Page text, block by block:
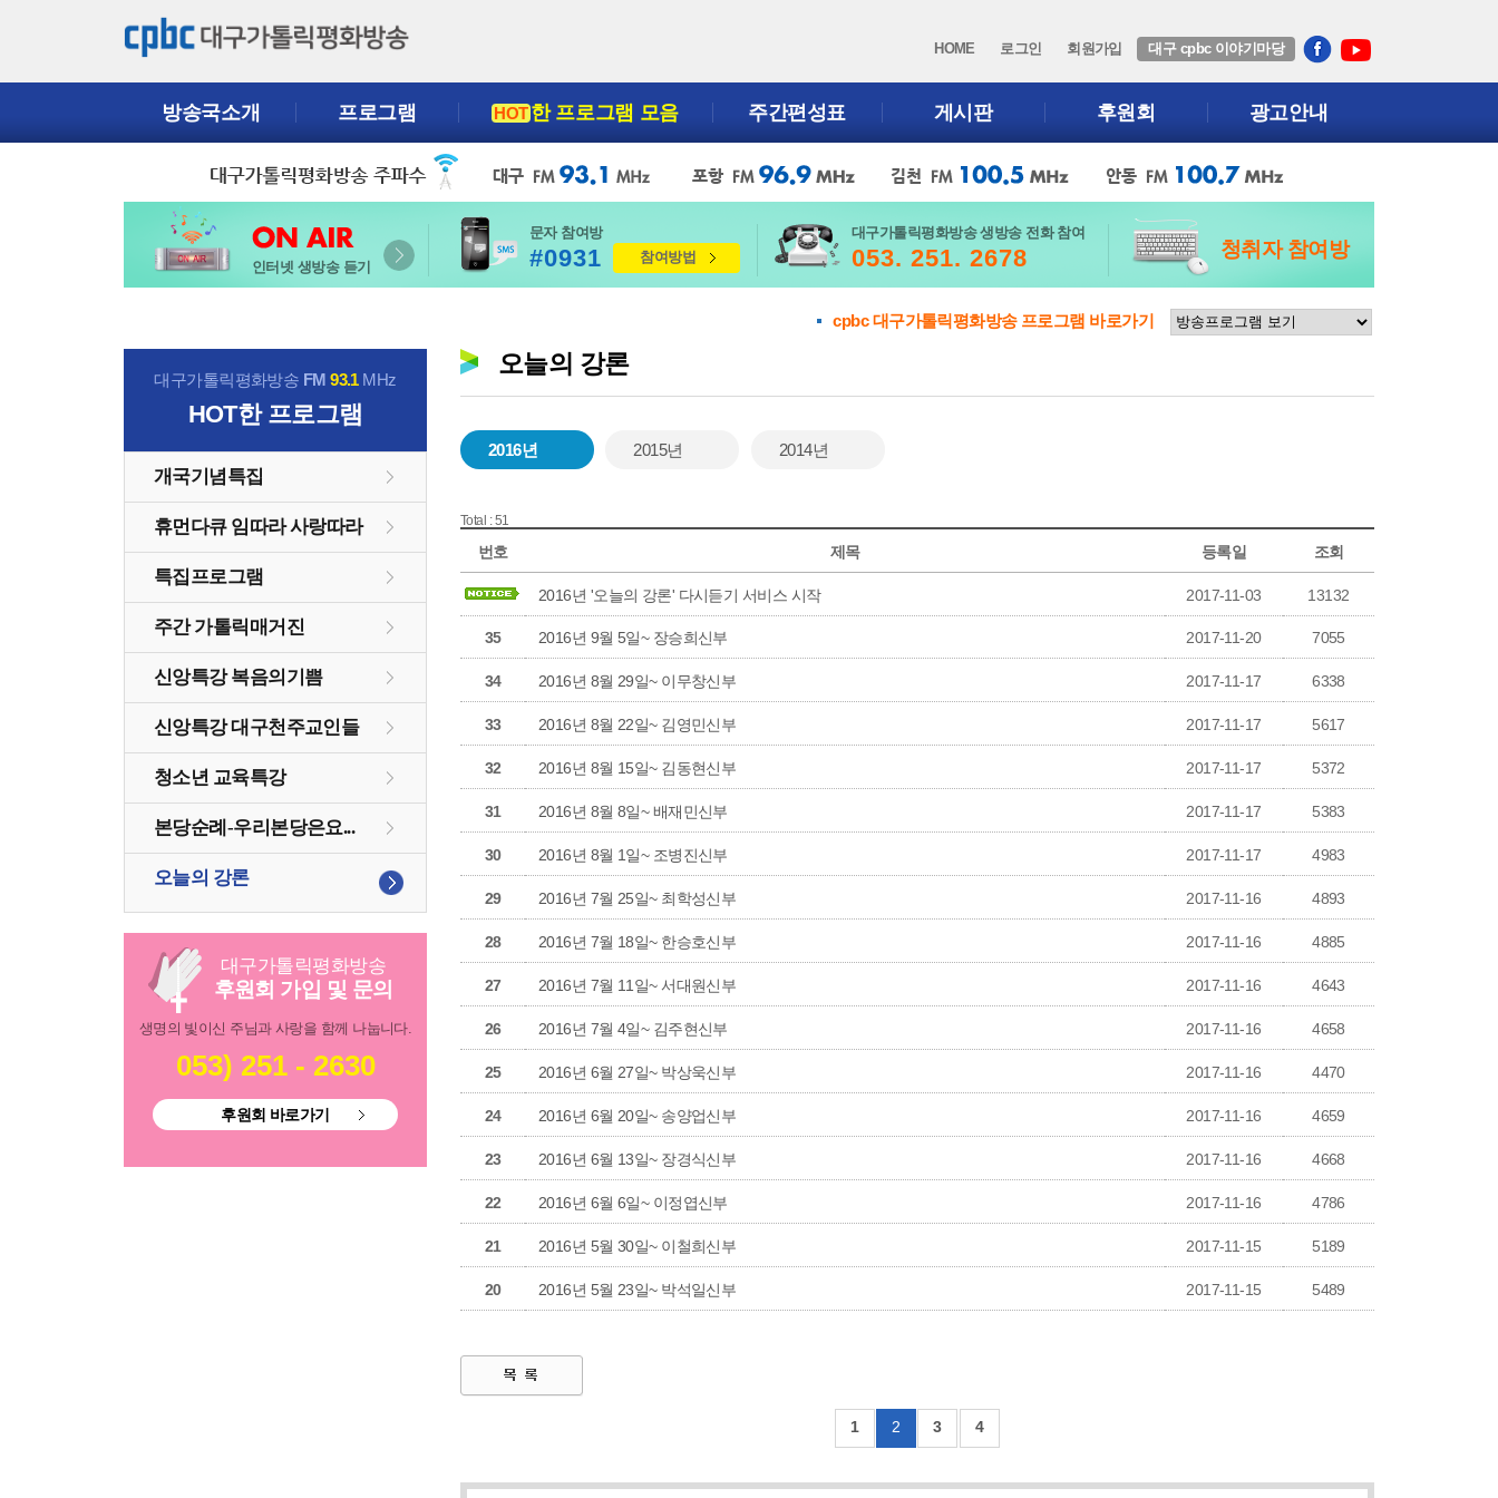
HOME 로그인 회원가입 대구 cpbc 이야기마당
방송국소개 프로그램 HOT한 프로그램 모음 주간편성표 게시판 후원회 광고안내
인터넷 생방송 듣기
문자 참여방
#0931 참여방법
대구가톨릭평화방송 생방송 전화 참여
053. 251. 2678 청취자 참여방
cpbc 대구가톨릭평화방송 프로그램 바로가기
대구가톨릭평화방송 FM93.1MHz
HOT한 프로그램
개국기념특집
휴먼다큐 임따라 사랑따라
특집프로그램
주간 가톨릭매거진
신앙특강 복음의기쁨
신앙특강 대구천주교인들
청소년 교육특강
본당순례-우리본당은요...
오늘의 강론
대구가톨릭평화방송
후원회 가입 및 문의
생명의 빛이신 주님과 사랑을 함께 나눕니다.
053) 251 - 2630
후원회 바로가기
오늘의 강론
2016년 2015년 2014년
Total : 51
번호 제목 등록일 조회
2016년 '오늘의 강론' 다시듣기 서비스 시작 2017-11-03 13132
35 2016년 9월 5일~ 장승희신부 2017-11-20 7055
34 2016년 8월 29일~ 이무창신부 2017-11-17 6338
33 2016년 8월 22일~ 김영민신부 2017-11-17 5617
32 2016년 8월 15일~ 김동현신부 2017-11-17 5372
31 2016년 8월 8일~ 배재민신부 2017-11-17 5383
30 2016년 8월 1일~ 조병진신부 2017-11-17 4983
29 2016년 7월 25일~ 최학성신부 2017-11-16 4893
28 2016년 7월 18일~ 한승호신부 2017-11-16 4885
27 2016년 7월 11일~ 서대원신부 2017-11-16 4643
26 2016년 7월 4일~ 김주현신부 2017-11-16 4658
25 2016년 6월 27일~ 박상욱신부 2017-11-16 4470
24 2016년 6월 20일~ 송양업신부 2017-11-16 4659
23 2016년 6월 13일~ 장경식신부 2017-11-16 4668
22 2016년 6월 6일~ 이정엽신부 2017-11-16 4786
21 2016년 5월 30일~ 이철희신부 2017-11-15 5189
20 2016년 5월 23일~ 박석일신부 2017-11-15 5489
1 2 3 4